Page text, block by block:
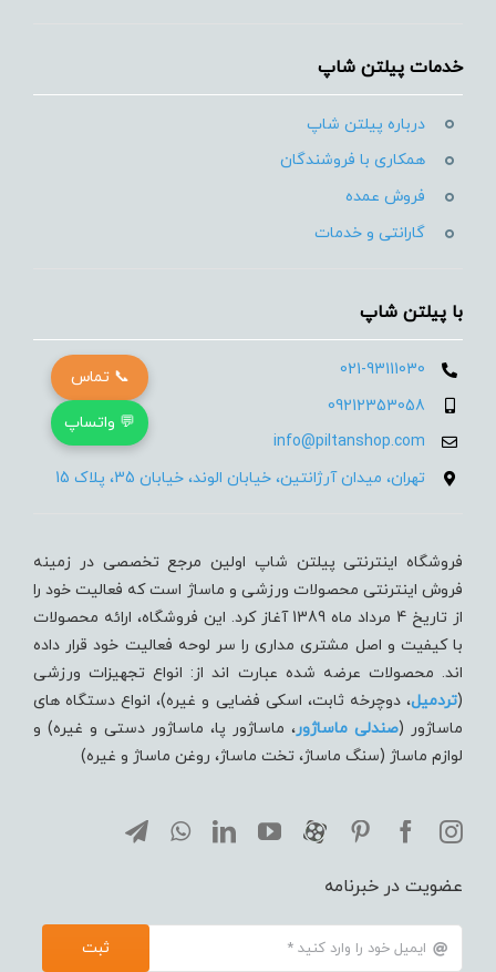
خدمات پیلتن شاپ
درباره پیلتن شاپ
همکاری با فروشندگان
فروش عمده
گارانتی و خدمات
با پیلتن شاپ
021-93111030
09212353058
info@piltanshop.com
تهران، میدان آرژانتین، خیابان الوند، خیابان 35، پلاک 15
فروشگاه اینترنتی پیلتن شاپ اولین مرجع تخصصی در زمینه
فروش اینترنتی محصولات ورزشی و ماساژ است که فعالیت خود را
از تاریخ 4 مرداد ماه 1389 آغاز کرد. این فروشگاه، ارائه محصولات
با کیفیت و اصل مشتری مداری را سر لوحه فعالیت خود قرار داده
اند. محصولات عرضه شده عبارت اند از: انواع تجهیزات ورزشی
(تردميل، دوچرخه ثابت، اسکی فضایی و غیره)، انواع دستگاه های
ماساژور (صندلی ماساژور، ماساژور پا، ماساژور دستی و غیره) و
لوازم ماساژ (سنگ ماساژ، تخت ماساژ، روغن ماساژ و غیره)
عضویت در خبرنامه
ثبت
📞 تماس
💬 واتساپ